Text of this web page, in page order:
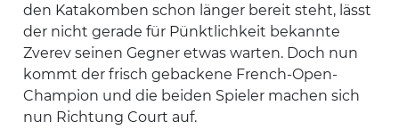
den Katakomben schon länger bereit steht, lässt
der nicht gerade für Pünktlichkeit bekannte
Zverev seinen Gegner etwas warten. Doch nun
kommt der frisch gebackene French-Open-
Champion und die beiden Spieler machen sich
nun Richtung Court auf.